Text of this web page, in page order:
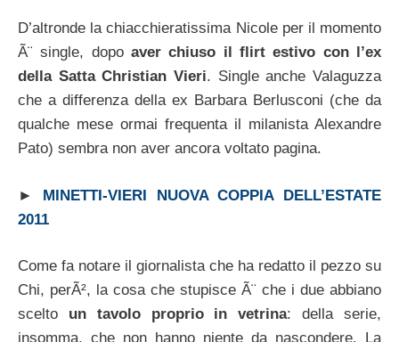
D’altronde la chiacchieratissima Nicole per il momento
Ã¨ single, dopo aver chiuso il flirt estivo con l’ex
della Satta Christian Vieri. Single anche Valaguzza
che a differenza della ex Barbara Berlusconi (che da
qualche mese ormai frequenta il milanista Alexandre
Pato) sembra non aver ancora voltato pagina.
►
MINETTI-VIERI NUOVA COPPIA DELL’ESTATE
2011
Come fa notare il giornalista che ha redatto il pezzo su
Chi, perÃ², la cosa che stupisce Ã¨ che i due abbiano
scelto un tavolo proprio in vetrina: della serie,
insomma, che non hanno niente da nascondere. La